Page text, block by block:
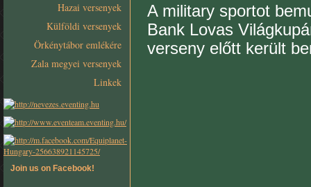
Hazai versenyek
Külföldi versenyek
Örkénytábor emlékére
Zala megyei versenyek
Linkek
Join us on Facebook!
A military sportot
Bank Lovas
verseny előtt került